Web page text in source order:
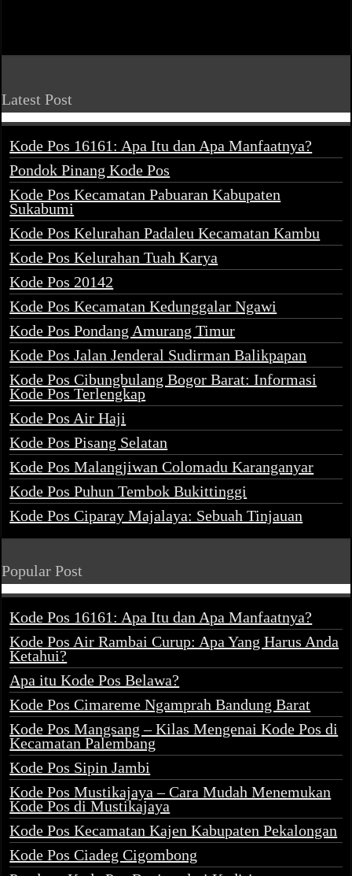
Latest Post
Kode Pos 16161: Apa Itu dan Apa Manfaatnya?
Pondok Pinang Kode Pos
Kode Pos Kecamatan Pabuaran Kabupaten
Sukabumi
Kode Pos Kelurahan Padaleu Kecamatan Kambu
Kode Pos Kelurahan Tuah Karya
Kode Pos 20142
Kode Pos Kecamatan Kedunggalar Ngawi
Kode Pos Pondang Amurang Timur
Kode Pos Jalan Jenderal Sudirman Balikpapan
Kode Pos Cibungbulang Bogor Barat: Informasi
Kode Pos Terlengkap
Kode Pos Air Haji
Kode Pos Pisang Selatan
Kode Pos Malangjiwan Colomadu Karanganyar
Kode Pos Puhun Tembok Bukittinggi
Kode Pos Ciparay Majalaya: Sebuah Tinjauan
Popular Post
Kode Pos 16161: Apa Itu dan Apa Manfaatnya?
Kode Pos Air Rambai Curup: Apa Yang Harus Anda
Ketahui?
Apa itu Kode Pos Belawa?
Kode Pos Cimareme Ngamprah Bandung Barat
Kode Pos Mangsang – Kilas Mengenai Kode Pos di
Kecamatan Palembang
Kode Pos Sipin Jambi
Kode Pos Mustikajaya – Cara Mudah Menemukan
Kode Pos di Mustikajaya
Kode Pos Kecamatan Kajen Kabupaten Pekalongan
Kode Pos Ciadeg Cigombong